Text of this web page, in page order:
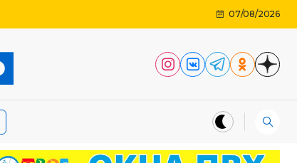
07/08/2026